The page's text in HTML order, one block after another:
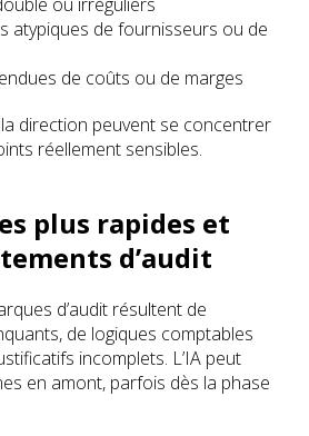
atypiques de fournisseurs ou de
de coûts ou de marges
direction peuvent se concentrer
réellement sensibles.
plus rapides et
d’audit
d’audit résultent de
de logiques comptables
incomplets. L’IA peut
en amont, parfois dès la phase